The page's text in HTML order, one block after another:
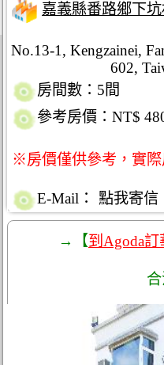
嘉義縣番路鄉下
No.13-1, Kengzainei,
602,
房間數：5間
參考房價：NT$
※房價僅供參考，實
E-Mail： 點我寄信
→【到Agoda